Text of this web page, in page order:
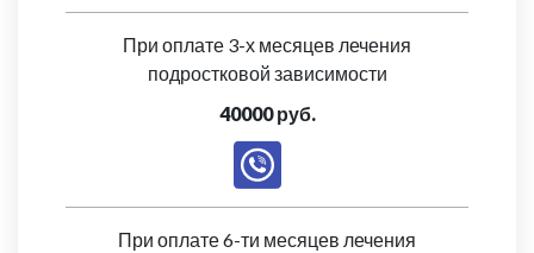
При оплате 3-х месяцев лечения
подростковой зависимости
40000 руб.
При оплате 6-ти месяцев лечения